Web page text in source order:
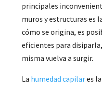
principales
muros y estructuras es
cómo se origina, es
eficientes para
misma vuelva a surgir.
La humedad capilares la